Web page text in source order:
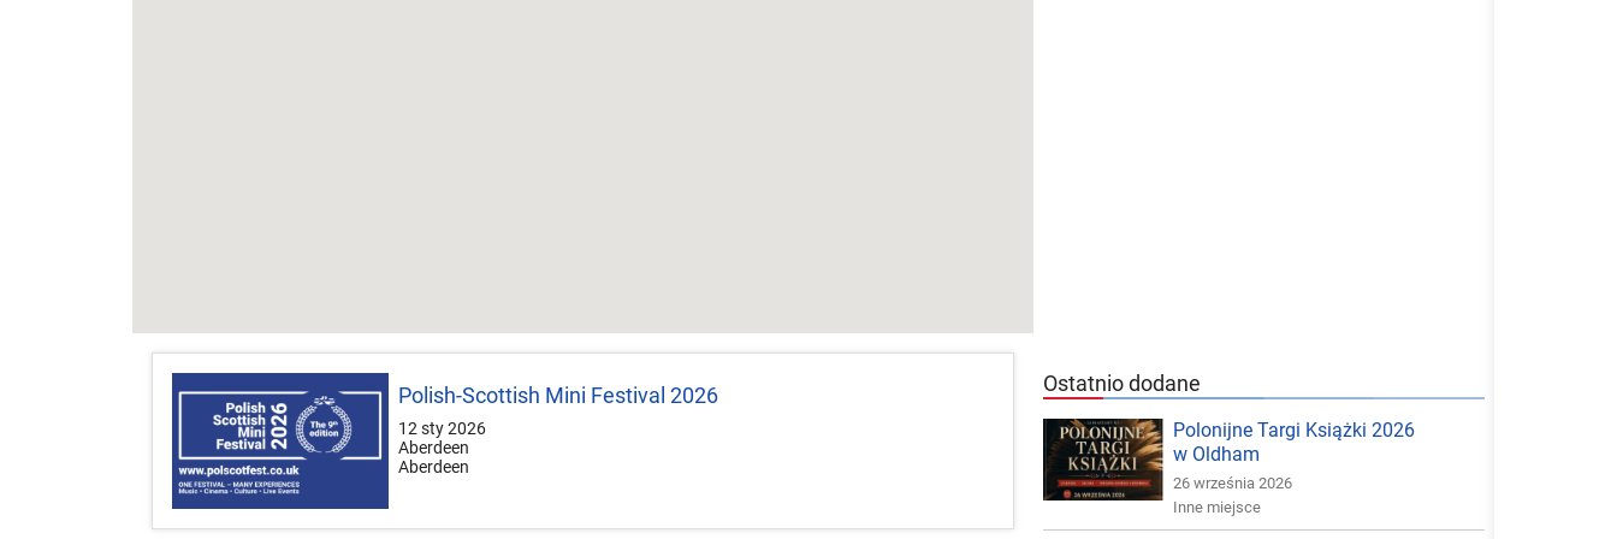
Polish-Scottish Mini Festival 2026
12 sty 2026
Aberdeen
Aberdeen
Ostatnio dodane
Polonijne Targi Książki 2026
w Oldham
26 września 2026
Inne miejsce